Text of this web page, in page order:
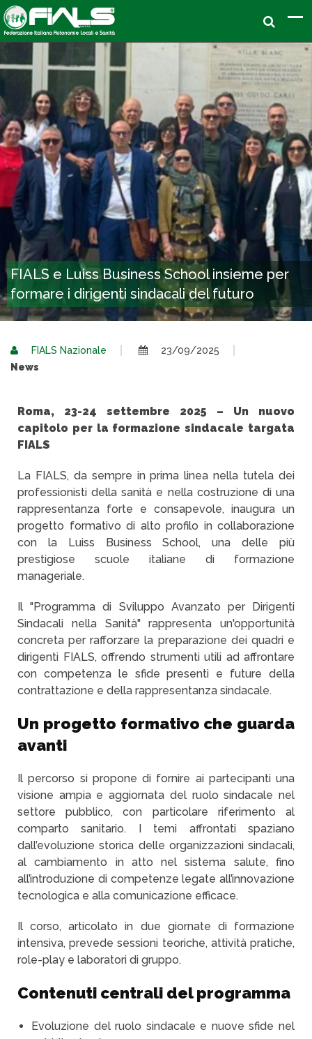
FIALS e Luiss Business School insieme per
formare i dirigenti sindacali del futuro
FIALS Nazionale
23/09/2025
News
Roma, 23-24 settembre 2025 – Un nuovo
capitolo per la formazione sindacale targata
FIALS
La FIALS, da sempre in prima linea nella tutela dei
professionisti della sanità e nella costruzione di una
rappresentanza forte e consapevole, inaugura un
progetto formativo di alto profilo in collaborazione
con la Luiss Business School, una delle più
prestigiose scuole italiane di formazione
manageriale.
Il "Programma di Sviluppo Avanzato per Dirigenti
Sindacali nella Sanità" rappresenta un'opportunità
concreta per rafforzare la preparazione dei quadri e
dirigenti FIALS, offrendo strumenti utili ad affrontare
con competenza le sfide presenti e future della
contrattazione e della rappresentanza sindacale.
Un progetto formativo che guarda
avanti
Il percorso si propone di fornire ai partecipanti una
visione ampia e aggiornata del ruolo sindacale nel
settore pubblico, con particolare riferimento al
comparto sanitario. I temi affrontati spaziano
dall’evoluzione storica delle organizzazioni sindacali,
al cambiamento in atto nel sistema salute, fino
all’introduzione di competenze legate all’innovazione
tecnologica e alla comunicazione efficace.
Il corso, articolato in due giornate di formazione
intensiva, prevede sessioni teoriche, attività pratiche,
role-play e laboratori di gruppo.
Contenuti centrali del programma
Evoluzione del ruolo sindacale e nuove sfide nel